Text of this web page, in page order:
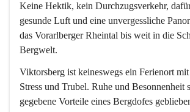
Keine Hektik, kein Durchzugsverkehr,
gesunde Luft und eine unvergessliche
das Vorarlberger Rheintal bis weit in die
Bergwelt.
Viktorsberg ist keineswegs ein Ferienort
Stress und Trubel. Ruhe und Besonnenheit
gegebene Vorteile eines Bergdofes